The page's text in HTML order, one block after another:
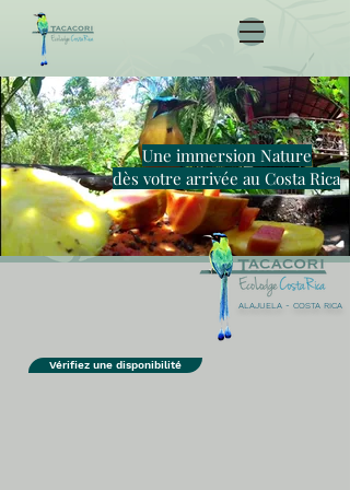
Une immersion Nature
dès votre arrivée au Costa Rica
ALAJUELA - COSTA RICA
Vérifiez une disponibilité